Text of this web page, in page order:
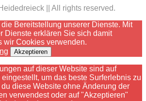
|| All rights reserved.
Bereitstellung unserer Dienste. Mit
Dienste erklären Sie sich damit
wir Cookies verwenden.
Akzeptieren
auf dieser Website sind auf
um das beste Surferlebnis zu
diese Website ohne Änderung der
verwendest oder auf "Akzeptieren"